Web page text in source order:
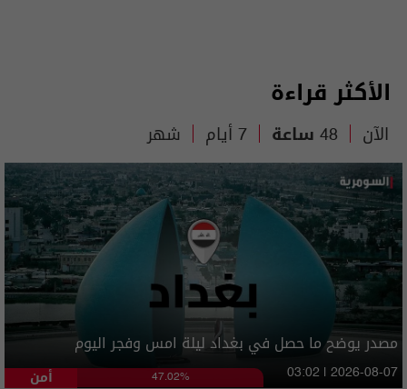
الأكثر قراءة
الآن 48 ساعة 7 أيام شهر
مصدر يوضح ما حصل في بغداد ليلة امس وفجر اليوم
أمن 47.02% 03:02 | 2026-08-07